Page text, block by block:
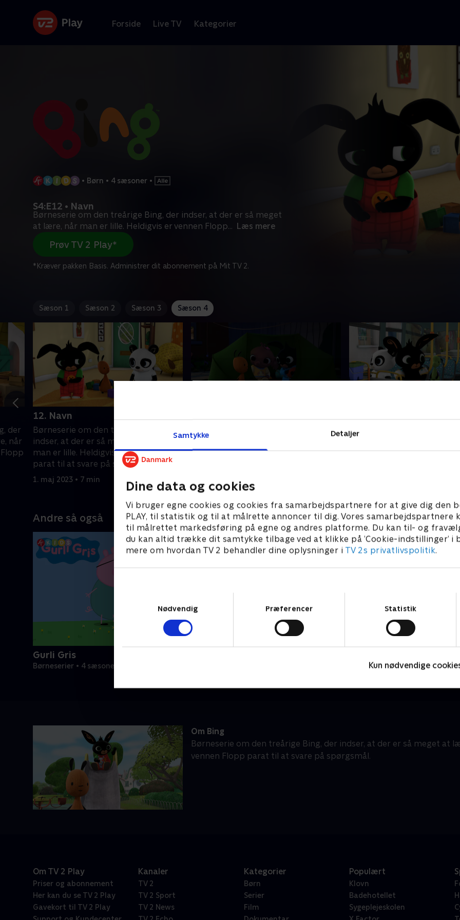
Samtykke Detaljer
Dine data og cookies
Vi bruger egne cookies og cookies fra samarbejdspartnere for at give dig den
PLAY, til statistik og til at målrette annoncer til dig. Vores samarbejdspartnere
til målrettet markedsføring på egne og andres platforme. Du kan til- og
du kan altid trække dit samtykke tilbage ved at klikke på ’Cookie-indstillinger’ i
mere om hvordan TV 2 behandler dine oplysninger i TV 2s privatlivspolitik.
Nødvendig
Præferencer Statistik
Kun nødvendige
Forside Live TV Kategorier
• Børn • 4 sæsoner •
S4:E12 • Navn
Børneserie om den treårige Bing, der indser, at der er så meget
at lære, når man er lille. Heldigvis er vennen Flopp... Læs mere
Prøv TV 2 Play*
*Kræver pakken Basis. Administrer dit abonnement på Mit TV 2.
Sæson 1 Sæson 2 Sæson 3 Sæson 4
der
når
12. Navn
Børneserie om den treårige Bing, der
indser, at der er så meget at lære, når
man er lille. Heldigvis er vennen Flopp
parat til at svare på spørgsmål.
1. maj 2023 • 7 min
Børneserie om den treårige Bing, der
indser, at der er så meget at lære, når
man er lille. Heldigvis er vennen Flopp
1. maj 2023 • 7 min
Børneserie om den treårige
Andre så også
Gurli Gris
Børneserier • 4 sæsoner
Om Bing
Børneserie om den treårige Bing, der indser, at der er så meget at
vennen Flopp parat til at svare på spørgsmål.
Om TV 2 Play
Priser og abonnement
Her kan du se TV 2 Play
Gavekort til TV 2 Play
Kanaler
TV 2
TV 2 Sport
TV 2 News
Kategorier
Børn
Serier
Film
Populært
Klovn
Badehotellet
Sygeplejeskolen